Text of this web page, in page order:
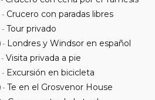
- Crucero con paradas libres
- Tour privado
- Londres y Windsor en español
-Visita privada a pie
- Excursión en bicicleta
- Te en el Grosvenor House